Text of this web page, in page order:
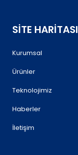
SITE HARITASI
Kurumsal
Ürünler
Teknolojimiz
Haberler
İletişim